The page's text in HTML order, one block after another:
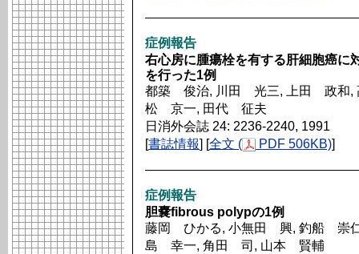
症例報告
右心房に腫瘍栓を有する肝細胞癌に
を行った1例
都築 俊治, 川田 光三, 上田 政和
松 京一, 田代 征夫
日消外会誌 24: 2236-2240, 1991
[書誌情報] [全文 ( PDF 506KB)]
症例報告
胆嚢fibrous polypの1例
藤岡 ひかる, 小無田 興, 釣船 崇
島 幸一, 角田 司, 山本 賢輔